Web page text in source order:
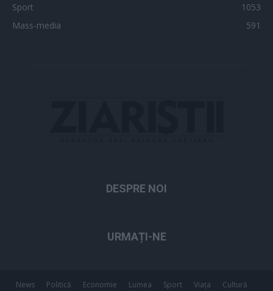
Sport
1053
Mass-media
591
DESPRE NOI
URMAȚI-NE
News Politică Economie Lumea Sport Viața Cultură